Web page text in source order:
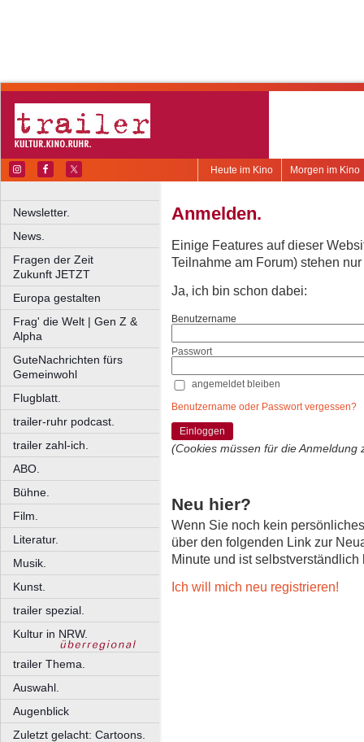
Morgen im Kino
Heute im Kino
Newsletter.
News.
Fragen der Zeit
Zukunft JETZT
Europa gestalten
Frag' die Welt | Gen Z &
Alpha
GuteNachrichten fürs
Gemeinwohl
Flugblatt.
trailer-ruhr podcast.
trailer zahl-ich.
ABO.
Bühne.
Film.
Literatur.
Musik.
Kunst.
trailer spezial.
Kultur in NRW.
trailer Thema.
Auswahl.
Augenblick
Zuletzt gelacht: Cartoons.
Anmelden.
Einige Features auf dieser
Teilnahme am Forum) stehen
Ja, ich bin schon dabei:
Benutzername
Passwort
angemeldet bleiben
Benutzername oder Passwort vergessen?
Einloggen
(Cookies müssen für die Anmeldung
Neu hier?
Wenn Sie noch kein
über den folgenden Link zur
Minute und ist selbstverständlich
Ich will mich neu registrieren!